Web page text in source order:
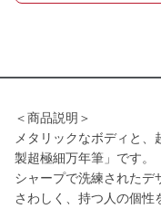
＜商品説明＞
メタリックなボディと
製超極細万年筆」です。
シャープで洗練されたデ
さわしく、持つ人の個性